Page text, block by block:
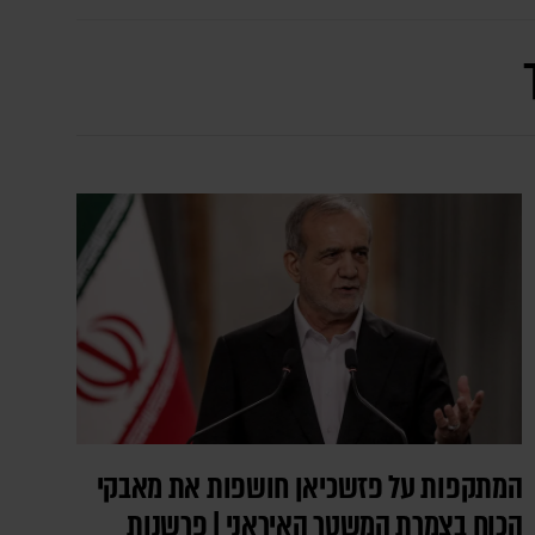
המתקפות על פזשכיאן חושפות את מאבקי
הכוח בצמרת המשטר האיראני | פרשנות